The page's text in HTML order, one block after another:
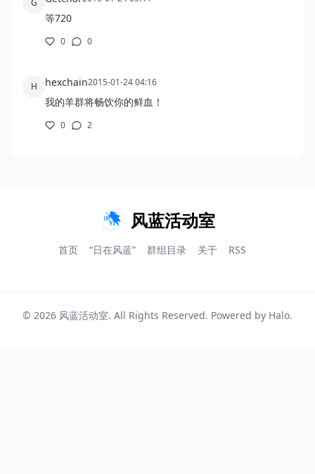
风蓝活动室
首页 “日在风蓝” 群组目录 关于 RSS
© 2026 风蓝活动室. All Rights Reserved. Powered by Halo.